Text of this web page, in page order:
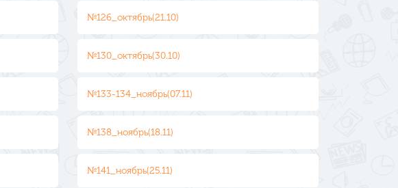
№126_октябрь(21.10)
№130_октябрь(30.10)
№133-134_ноябрь(07.11)
№138_ноябрь(18.11)
№141_ноябрь(25.11)